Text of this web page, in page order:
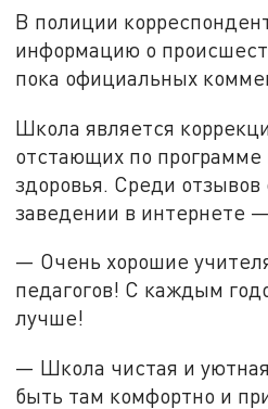
В полиции
информацию о
пока официальных
Школа является
отстающих по программе
здоровья. Среди отзывов
заведении в интернете —
— Очень хорошие
педагогов! С каждым
лучше!
— Школа чистая и
быть там комфортно и